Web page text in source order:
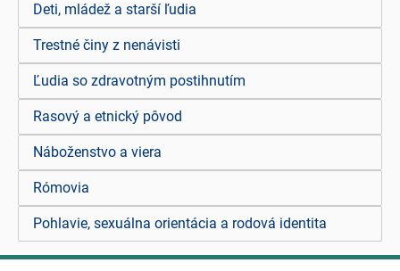
Deti, mládež a starší ľudia
Trestné činy z nenávisti
Ľudia so zdravotným postihnutím
Rasový a etnický pôvod
Náboženstvo a viera
Rómovia
Pohlavie, sexuálna orientácia a rodová identita